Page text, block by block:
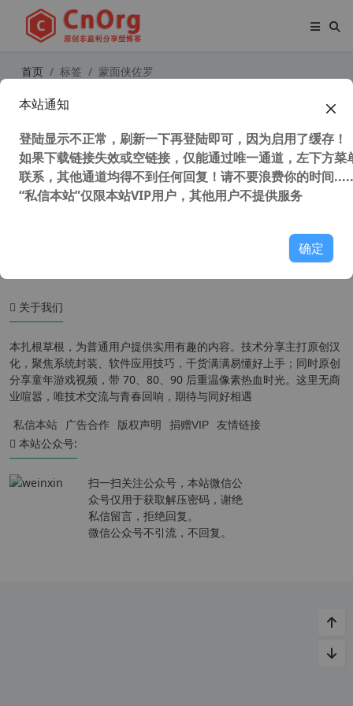
首页 标签 蒙面侠佐罗
53,041 次浏览 童年动画
70-80后回忆 日本经典动画片 佐罗的
童年动画
关于我们
本扎根草根，为普通用户提供实用有趣的内容。技术分享主打原创汉
化，聚焦系统封装、软件应用技巧，干货满满易懂好上手；同时原创
分享童年游戏视频，带 70、80、90 后重温像素热血时光。这里无商
业喧嚣，唯技术交流与青春回响，期待与同好相遇
私信本站 广告合作 版权声明 捐赠VIP 友情链接
本站公众号:
扫一扫关注公众号，本站微信公
众号仅用于获取解压密码，谢绝
私信留言，拒绝回复。
微信公众号不引流，不回复。
本站通知
登陆显示不正常，刷新一下再登陆即可，因为启用了缓存！
如果下载链接失效或空链接，仅能通过唯一通道，左下方菜
联系，其他通道均得不到任何回复！请不要浪费你的时间
“私信本站”仅限本站VIP用户，其他用户不提供服务
确定